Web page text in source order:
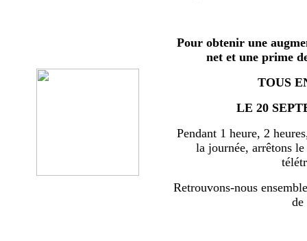
Pour obtenir une
net et une prime
TOUS
LE 20
Pendant 1 heure, 2
la journée, arrêtons
Retrouvons-nous
de